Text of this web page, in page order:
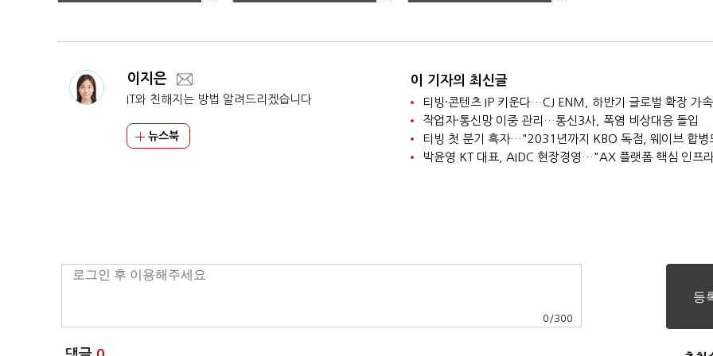
물가·파업·중동
산은 과제
이지은
IT와 친해지는 방법 알려드리겠습니다
뉴스북
이 기자의 최신글
티빙·콘텐츠 IP 키운다…CJ ENM, 하반기 글로벌 확장 가속
작업자·통신망 이중 관리…통신3사, 폭염 비상대응 돌입
0 /300